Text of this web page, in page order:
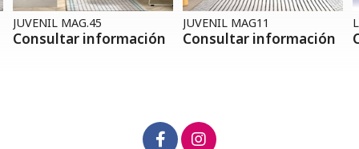
JUVENIL MAG.45
Consultar información
JUVENIL MAG11
Consultar información